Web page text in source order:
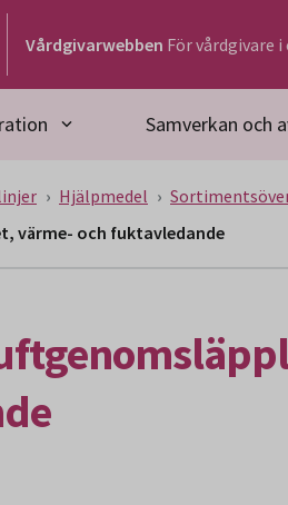
Vårdgivarwebben För vårdgivare
Samverkan och
Hjälpmedel
värme- och fuktavledande